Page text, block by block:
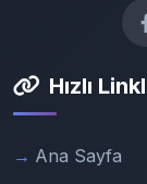
Hızlı
Ana Sayfa